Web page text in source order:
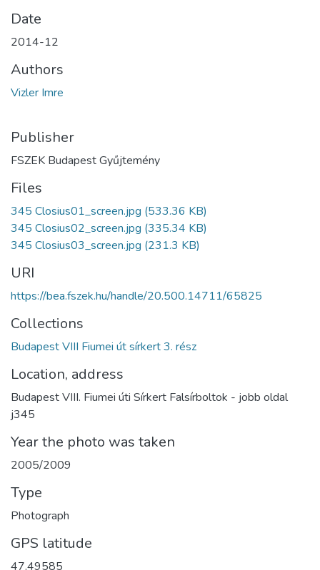
Date
2014-12
Authors
Vizler Imre
Publisher
FSZEK Budapest Gyűjtemény
Files
345 Closius01_screen.jpg (533.36 KB)
345 Closius02_screen.jpg (335.34 KB)
345 Closius03_screen.jpg (231.3 KB)
URI
https://bea.fszek.hu/handle/20.500.14711/65825
Collections
Budapest VIII Fiumei út sírkert 3. rész
Location, address
Budapest VIII. Fiumei úti Sírkert Falsírboltok - jobb oldal
j345
Year the photo was taken
2005/2009
Type
Photograph
GPS latitude
47.49585